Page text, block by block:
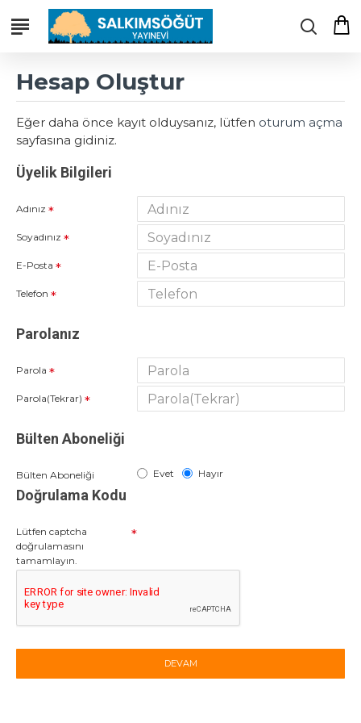
Hesap Oluştur
Eğer daha önce kayıt olduysanız, lütfen oturum açma
sayfasına gidiniz.
Üyelik Bilgileri
Adınız
Soyadınız
E-Posta
Telefon
Parolanız
Parola
Parola(Tekrar)
Bülten Aboneliği
Bülten Aboneliği Evet Hayır
Doğrulama Kodu
Lütfen captcha
doğrulamasını
tamamlayın.
DEVAM